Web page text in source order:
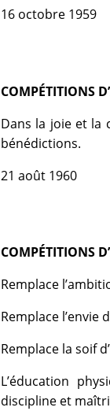
16 octobre 1959
COMPÉTITIONS
Dans la joie et la
bénédictions.
21 août 1960
COMPÉTITIONS
Remplace
Remplace l’envie
Remplace la soif
L’éducation
discipline et